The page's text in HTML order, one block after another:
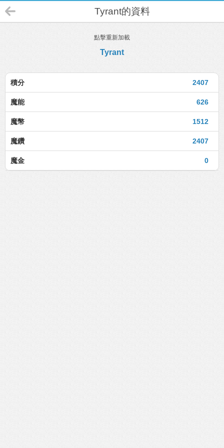
Tyrant的資料
點擊重新加載
Tyrant
2407
積分
626
魔能
1512
魔幣
2407
魔鑽
0
魔金